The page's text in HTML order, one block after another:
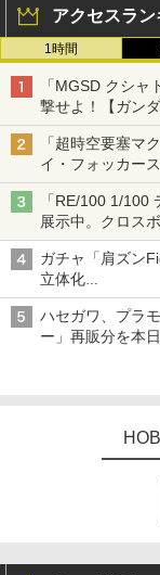
アクセスラン
1時間
「MGSD クシ
撃せよ！【ガン
「超時空要塞マ
イ・フォッカー
「RE/100 1/100
展示中。クロス
【ガンダムベー
ガチャ「肩ズン
立体化
ライトニング・
ハセガワ、プラ
ー」再販分を本